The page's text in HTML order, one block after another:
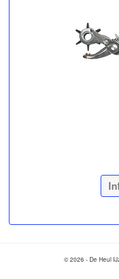
© 2026 - De Heul